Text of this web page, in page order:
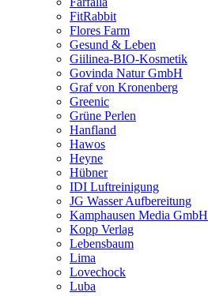
FitRabbit
Flores Farm
Gesund & Leben
Giilinea-BIO-Kosmetik
Govinda Natur GmbH
Graf von Kronenberg
Greenic
Grüne Perlen
Hanfland
Hawos
Heyne
Hübner
IDI Luftreinigung
JG Wasser Aufbereitung
Kamphausen Media GmbH
Kopp Verlag
Lebensbaum
Lima
Lovechock
Luba